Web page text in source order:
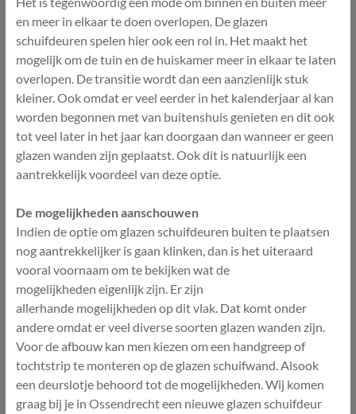
en meer in elkaar te doen overlopen. De glazen
schuifdeuren spelen hier ook een rol in. Het maakt het
mogelijk om de tuin en de huiskamer meer in elkaar te laten
overlopen. De transitie wordt dan een aanzienlijk stuk
kleiner. Ook omdat er veel eerder in het kalenderjaar al kan
worden begonnen met van buitenshuis genieten en dit ook
tot veel later in het jaar kan doorgaan dan wanneer er geen
glazen wanden zijn geplaatst. Ook dit is natuurlijk een
aantrekkelijk voordeel van deze optie.
De mogelijkheden aanschouwen
Indien de optie om glazen schuifdeuren buiten te plaatsen
nog aantrekkelijker is gaan klinken, dan is het uiteraard
vooral voornaam om te bekijken wat de
mogelijkheden eigenlijk zijn. Er zijn
allerhande mogelijkheden op dit vlak. Dat komt onder
andere omdat er veel diverse soorten glazen wanden zijn.
Voor de afbouw kan men kiezen om een handgreep of
tochtstrip te monteren op de glazen schuifwand. Alsook
een deurslotje behoord tot de mogelijkheden. Wij komen
graag bij je in Ossendrecht een nieuwe glazen schuifdeur